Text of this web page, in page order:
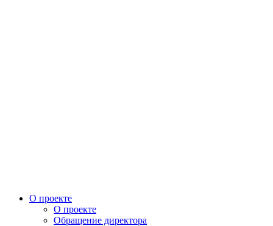
О проекте
О проекте
Обращение директора